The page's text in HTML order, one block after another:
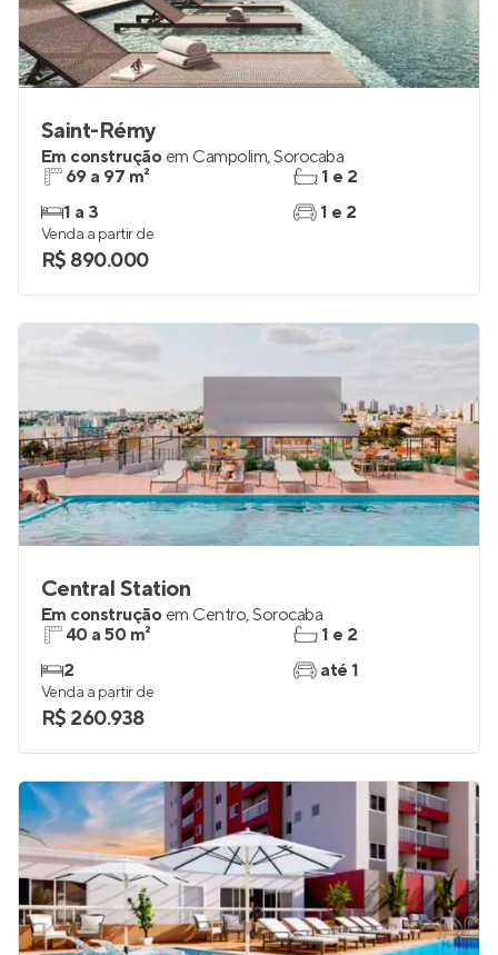
Saint-Rémy
Em construção em Campolim,Sorocaba
69 a 97 m²
1 a 3
1 e 2
1 e 2
Venda a partir de
R$ 890.000
Central Station
Em construção em Centro,Sorocaba
40 a 50 m²
2
1 e 2
até 1
Venda a partir de
R$ 260.938